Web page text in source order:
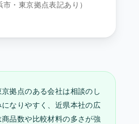
市・東京拠点表記あり）
拠点のある会社は相談のし
なりやすく、近県本社の広
品数や比較材料の多さが強